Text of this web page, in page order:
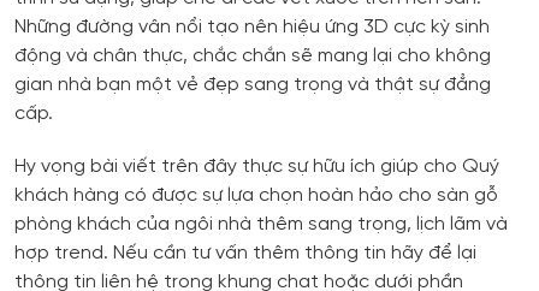
Những đường vân nổi tạo nên hiệu ứng 3D cực kỳ sinh
động và chân thực, chắc chắn sẽ mang lại cho không
gian nhà bạn một vẻ đẹp sang trọng và thật sự đẳng
cấp.
Hy vọng bài viết trên đây thực sự hữu ích giúp cho Quý
khách hàng có được sự lựa chọn hoàn hảo cho sàn gỗ
phòng khách của ngôi nhà thêm sang trọng, lịch lãm và
hợp trend. Nếu cần tư vấn thêm thông tin hãy để lại
thông tin liên hệ trong khung chat hoặc dưới phần